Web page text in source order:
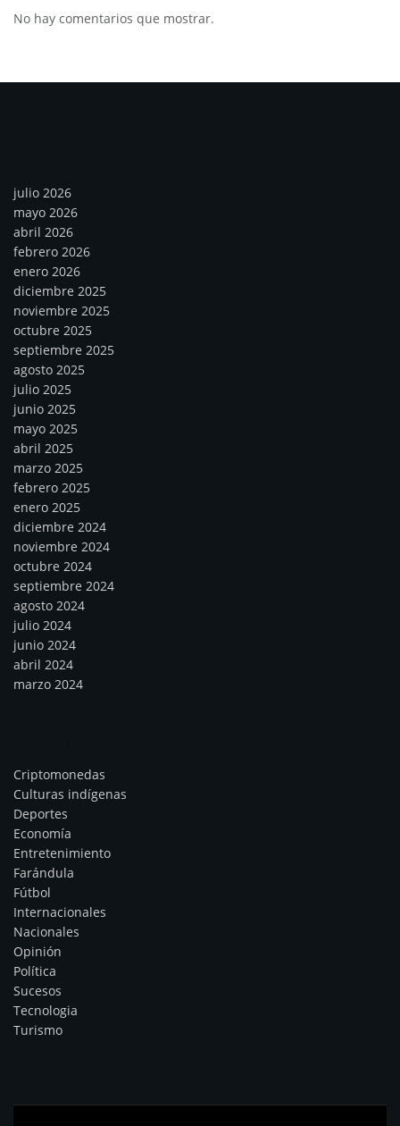
No hay comentarios que mostrar.
julio 2026
mayo 2026
abril 2026
febrero 2026
enero 2026
diciembre 2025
noviembre 2025
octubre 2025
septiembre 2025
agosto 2025
julio 2025
junio 2025
mayo 2025
abril 2025
marzo 2025
febrero 2025
enero 2025
diciembre 2024
noviembre 2024
octubre 2024
septiembre 2024
agosto 2024
julio 2024
junio 2024
abril 2024
marzo 2024
Criptomonedas
Culturas indígenas
Deportes
Economía
Entretenimiento
Farándula
Fútbol
Internacionales
Nacionales
Opinión
Política
Sucesos
Tecnologia
Turismo